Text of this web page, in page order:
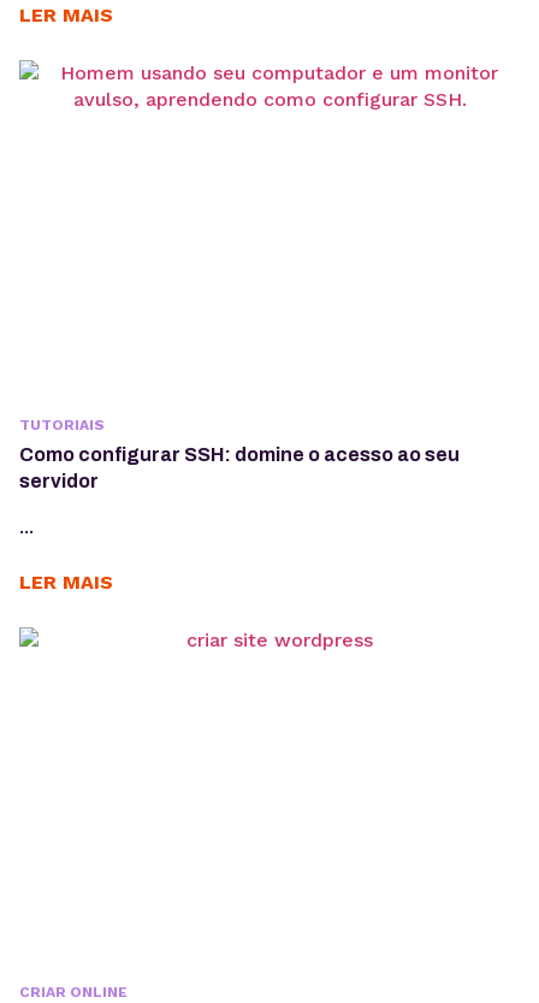
métricas como taxa de abertura e CTR para evoluir
e-mail marketing continua sendo uma das
habilidades mais importantes para empresas que
LER MAIS
TUTORIAIS
Como configurar SSH: domine o acesso ao seu
servidor
...
LER MAIS
CRIAR ONLINE